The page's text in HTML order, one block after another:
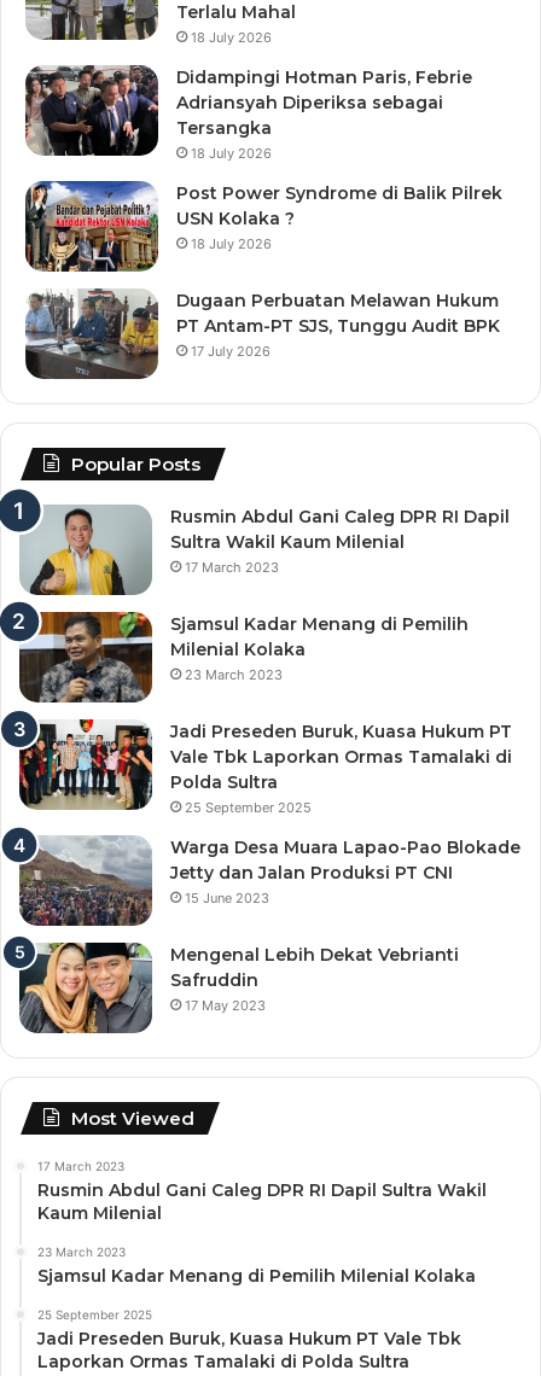
Terlalu Mahal
18 July 2026
Didampingi Hotman Paris, Febrie
Adriansyah Diperiksa sebagai
Tersangka
18 July 2026
Post Power Syndrome di Balik Pilrek
USN Kolaka ?
18 July 2026
Dugaan Perbuatan Melawan Hukum
PT Antam-PT SJS, Tunggu Audit BPK
17 July 2026
Popular Posts
Rusmin Abdul Gani Caleg DPR RI Dapil
Sultra Wakil Kaum Milenial
17 March 2023
Sjamsul Kadar Menang di Pemilih
Milenial Kolaka
23 March 2023
Jadi Preseden Buruk, Kuasa Hukum PT
Vale Tbk Laporkan Ormas Tamalaki di
Polda Sultra
25 September 2025
Warga Desa Muara Lapao-Pao Blokade
Jetty dan Jalan Produksi PT CNI
15 June 2023
Mengenal Lebih Dekat Vebrianti
Safruddin
17 May 2023
Most Viewed
17 March 2023
Rusmin Abdul Gani Caleg DPR RI Dapil Sultra Wakil
Kaum Milenial
23 March 2023
Sjamsul Kadar Menang di Pemilih Milenial Kolaka
25 September 2025
Jadi Preseden Buruk, Kuasa Hukum PT Vale Tbk
Laporkan Ormas Tamalaki di Polda Sultra